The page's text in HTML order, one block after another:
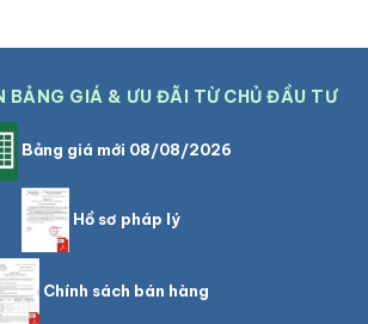
BẢNG GIÁ & ƯU ĐÃI TỪ CHỦ ĐẦU TƯ
Bảng giá mới 08/08/2026
Hồ sơ pháp lý
Chính sách bán hàng